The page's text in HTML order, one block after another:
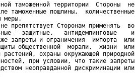
таможенной территории  Стороны  не
таможенные пошлины,  количественные
меры.
препятствует Сторонам применять  во
защитные,   антидемпинговые    и
запреты и ограничения  импорта  или
общественной  морали,  жизни  или
охраны окружающей природной
при условии, что такие запреты
неоправданной дискриминации или